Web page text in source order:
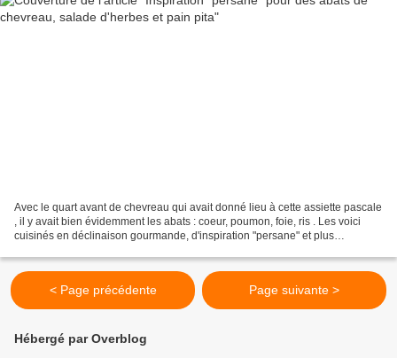
Avec le quart avant de chevreau qui avait donné lieu à cette assiette pascale
, il y avait bien évidemment les abats : coeur, poumon, foie, ris . Les voici
cuisinés en déclinaison gourmande, d'inspiration "persane" et plus
< Page précédente Page suivante >
Hébergé par Overblog